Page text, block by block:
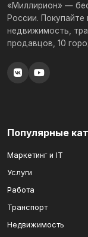
«Миллирион» —
России. Покупайте
недвижимость,
продавцов, 10
Популярные
Маркетинг и IT
Услуги
Работа
Транспорт
Недвижимость